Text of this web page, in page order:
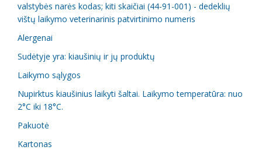
valstybės narės kodas; kiti skaičiai (44-91-001) - dedeklių
vištų laikymo veterinarinis patvirtinimo numeris
Alergenai
Sudėtyje yra: kiaušinių ir jų produktų
Laikymo sąlygos
Nupirktus kiaušinius laikyti šaltai. Laikymo temperatūra: nuo
2°C iki 18°C.
Pakuotė
Kartonas